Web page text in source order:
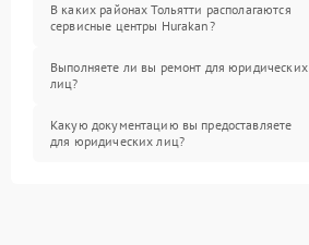
В каких районах Тольятти располагаются
сервисные центры Hurakan?
Выполняете ли вы ремонт для юридических
лиц?
Какую документацию вы предоставляете
для юридических лиц?